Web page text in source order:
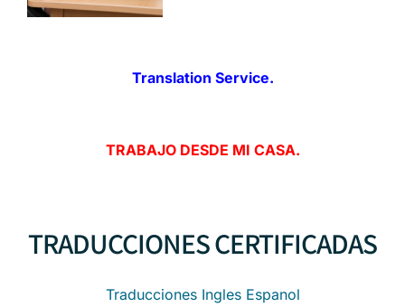
Translation Service.
TRABAJO DESDE MI CASA.
TRADUCCIONES CERTIFICADAS
Traducciones Ingles Espanol